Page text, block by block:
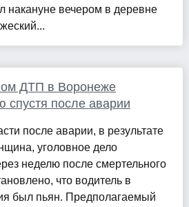
накануне вечером в деревне
ДТП в Воронеже
спустя после аварии
после аварии, в результате
уголовное дело
неделю после смертельного
что водитель в
был пьян. Предполагаемый